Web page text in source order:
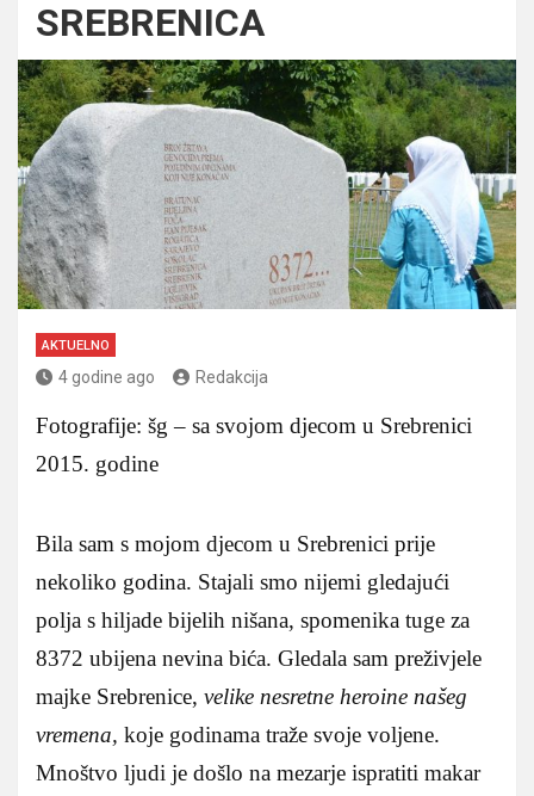
SREBRENICA
AKTUELNO
4 godine ago Redakcija
Fotografije: šg – sa svojom djecom u Srebrenici
2015. godine
Bila sam s mojom djecom u Srebrenici prije
nekoliko godina. Stajali smo nijemi gledajući
polja s hiljade bijelih nišana, spomenika tuge za
8372 ubijena nevina bića. Gledala sam preživjele
majke Srebrenice, velike nesretne heroine našeg
vremena, koje godinama traže svoje voljene.
Mnoštvo ljudi je došlo na mezarje ispratiti makar